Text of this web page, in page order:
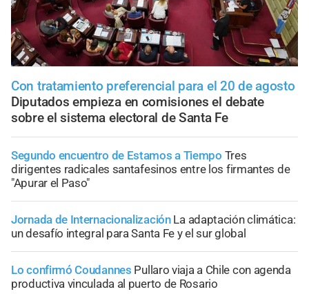
Con tratamiento preferencial para el 20 de agosto
Diputados empieza en comisiones el debate
sobre el sistema electoral de Santa Fe
Segundo encuentro de Estamos a Tiempo Tres
dirigentes radicales santafesinos entre los firmantes de
"Apurar el Paso"
Jornada de Internacionalización La adaptación climática:
un desafío integral para Santa Fe y el sur global
Lo confirmó Coudannes Pullaro viaja a Chile con agenda
productiva vinculada al puerto de Rosario